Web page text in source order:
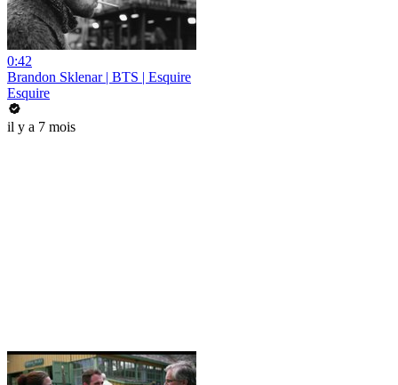
0:42
Brandon Sklenar | BTS | Esquire
Esquire
il y a 7 mois